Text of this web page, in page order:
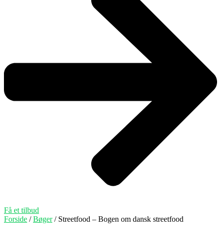
Få et tilbud
Forside /Bøger/ Streetfood – Bogen om dansk streetfood